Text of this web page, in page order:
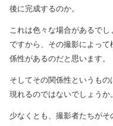
後に完成するのか。
これは色々な場合があるで
ですから、その撮影によっ
係性があるのだと思います。
そしてその関係性というも
現れるのではないでしょうか。
少なくとも、撮影者たちが